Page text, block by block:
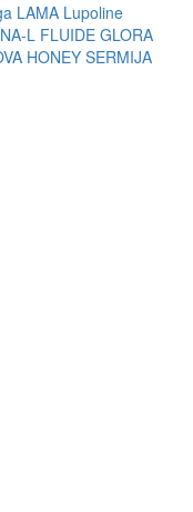
LAMA Lupoline
L FLUIDE GLORA
HONEY SERMIJA